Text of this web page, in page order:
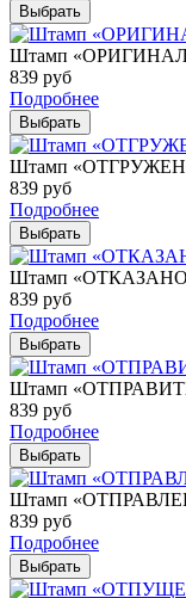
Выбрать
Штамп
839 руб
Подробнее
Выбрать
Штамп
839 руб
Подробнее
Выбрать
Штамп
839 руб
Подробнее
Выбрать
Штамп
839 руб
Подробнее
Выбрать
Штамп
839 руб
Подробнее
Выбрать